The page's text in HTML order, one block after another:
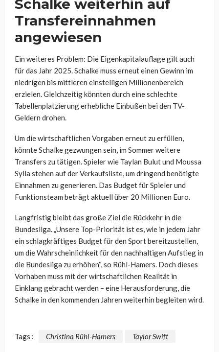
Schalke weiterhin auf
Transfereinnahmen
angewiesen
Ein weiteres Problem: Die Eigenkapitalauflage gilt auch
für das Jahr 2025. Schalke muss erneut einen Gewinn im
niedrigen bis mittleren einstelligen Millionenbereich
erzielen. Gleichzeitig könnten durch eine schlechte
Tabellenplatzierung erhebliche Einbußen bei den TV-
Geldern drohen.
Um die wirtschaftlichen Vorgaben erneut zu erfüllen,
könnte Schalke gezwungen sein, im Sommer weitere
Transfers zu tätigen. Spieler wie Taylan Bulut und Moussa
Sylla stehen auf der Verkaufsliste, um dringend benötigte
Einnahmen zu generieren. Das Budget für Spieler und
Funktionsteam beträgt aktuell über 20 Millionen Euro.
Langfristig bleibt das große Ziel die Rückkehr in die
Bundesliga. „Unsere Top-Priorität ist es, wie in jedem Jahr
ein schlagkräftiges Budget für den Sport bereitzustellen,
um die Wahrscheinlichkeit für den nachhaltigen Aufstieg in
die Bundesliga zu erhöhen“, so Rühl-Hamers. Doch dieses
Vorhaben muss mit der wirtschaftlichen Realität in
Einklang gebracht werden – eine Herausforderung, die
Schalke in den kommenden Jahren weiterhin begleiten wird.
Tags : Christina Rühl-Hamers Taylor Swift